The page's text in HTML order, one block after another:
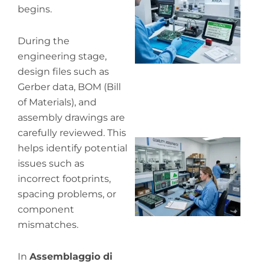
begins.
During the
engineering stage,
design files such as
Gerber data, BOM (Bill
of Materials), and
assembly drawings are
carefully reviewed. This
helps identify potential
issues such as
incorrect footprints,
spacing problems, or
component
mismatches.
In Assemblaggio di